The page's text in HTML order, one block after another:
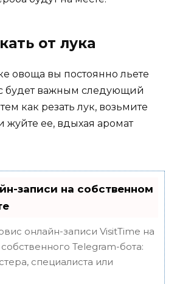
от лука
овоща вы постоянно льете
будет важным следующий
как резать лук, возьмите
жуйте ее, вдыхая аромат
записи на собственном
онлайн-записи VisitTime на
Telegram-бота:
специалиста или